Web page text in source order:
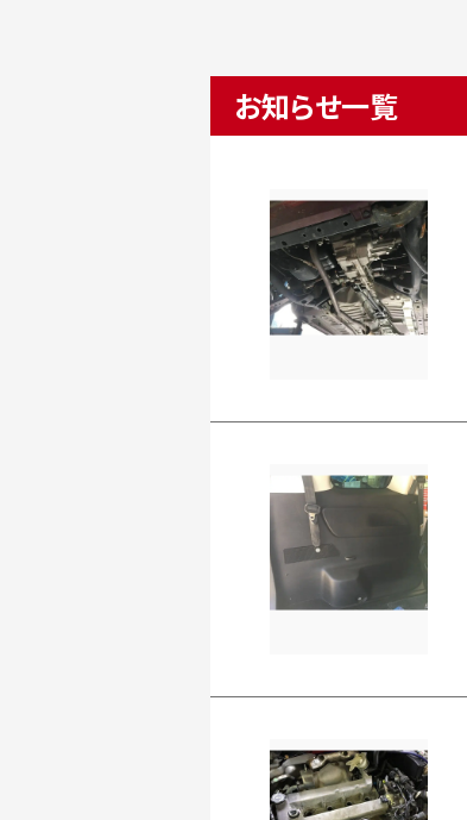
お知らせ一覧